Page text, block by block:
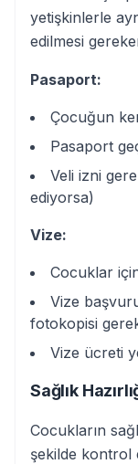
yetişkinlerle
edilmesi
Pasaport:
Çocuğun
Pasaport
Veli izni
ediyorsa)
Vize:
Cocuklar
Vize
fotokopisi
Vize ücreti
Sağlık
Cocukların
şekilde kontrol